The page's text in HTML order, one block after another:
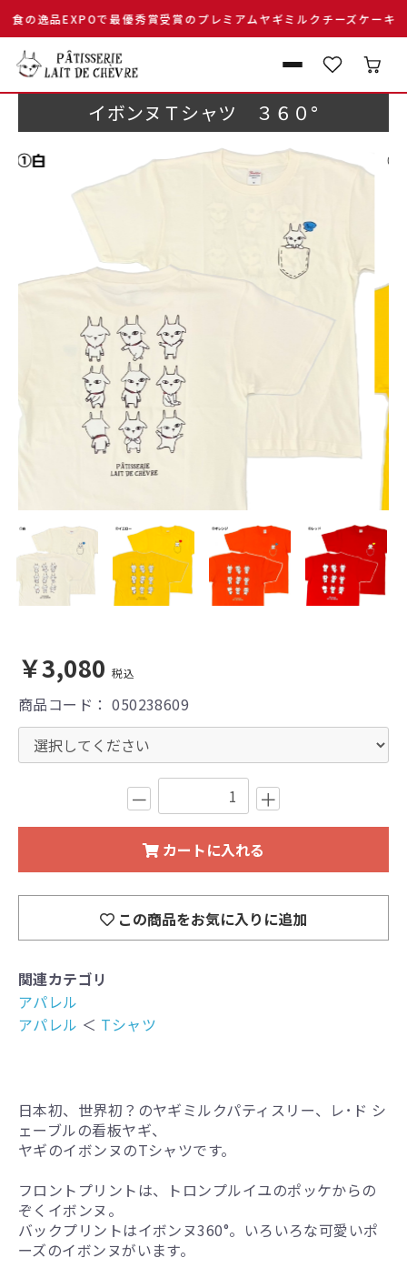
逸品EXPOで最優秀賞受賞のプレミアムヤギミルクチーズケーキ
イボンヌＴシャツ ３６０°
￥3,080 税込
商品コード：050238609
－ ＋
カートに入れる
この商品をお気に入りに追加
関連カテゴリ
アパレル
アパレル ＜ Tシャツ
日本初、世界初？のヤギミルクパティスリー、レ･ド シ
ェーブルの看板ヤギ、
ヤギのイボンヌのTシャツです。
フロントプリントは、トロンプルイユのポッケからの
ぞくイボンヌ。
バックプリントはイボンヌ360°。いろいろな可愛いポ
ーズのイボンヌがいます。